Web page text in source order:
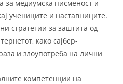
за медиумска писменост и
учениците и наставниците.
стратегии за заштита од
како сајбер-
и злоупотреба на лични
компетенции на